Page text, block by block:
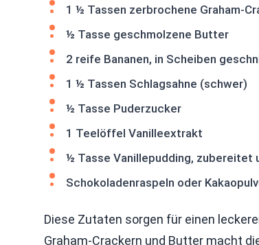
1 ½ Tassen zerbrochene Graham-
½ Tasse geschmolzene Butter
2 reife Bananen, in Scheiben
1 ½ Tassen Schlagsahne (schwer)
½ Tasse Puderzucker
1 Teelöffel Vanilleextrakt
½ Tasse Vanillepudding, zubereitet
Schokoladenraspeln oder
Diese Zutaten sorgen für einen
Graham-Crackern und Butter macht